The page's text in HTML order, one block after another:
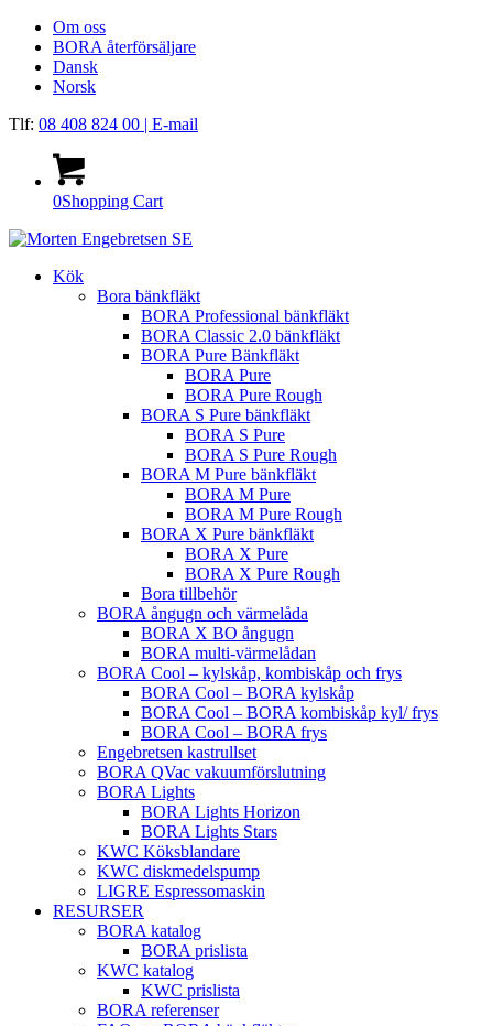
Om oss
BORA återförsäljare
Dansk
Norsk
Tlf: 08 408 824 00 | E-mail
0Shopping Cart
Kök
Bora bänkfläkt
BORA Professional bänkfläkt
BORA Classic 2.0 bänkfläkt
BORA Pure Bänkfläkt
BORA Pure
BORA Pure Rough
BORA S Pure bänkfläkt
BORA S Pure
BORA S Pure Rough
BORA M Pure bänkfläkt
BORA M Pure
BORA M Pure Rough
BORA X Pure bänkfläkt
BORA X Pure
BORA X Pure Rough
Bora tillbehör
BORA ångugn och värmelåda
BORA X BO ångugn
BORA multi-värmelådan
BORA Cool – kylskåp, kombiskåp och frys
BORA Cool – BORA kylskåp
BORA Cool – BORA kombiskåp kyl/ frys
BORA Cool – BORA frys
Engebretsen kastrullset
BORA QVac vakuumförslutning
BORA Lights
BORA Lights Horizon
BORA Lights Stars
KWC Köksblandare
KWC diskmedelspump
LIGRE Espressomaskin
RESURSER
BORA katalog
BORA prislista
KWC katalog
KWC prislista
BORA referenser